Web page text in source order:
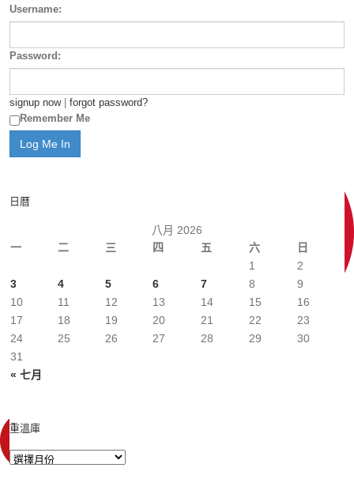
Username:
Password:
signup now| forgot password?
Remember Me
日曆
八月 2026
一
二 三 四 五 六 日
« 七月
1
2
3
4 5 6 7 8
9
10
11 12 13 14 15
16
17
18 19 20 21 22
23
24
25 26 27 28 29
30
31
重溫庫